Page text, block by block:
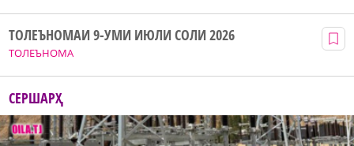
ТОЛЕЪНОМА
ТОЛЕЪНОМАИ 9-УМИ ИЮЛИ СОЛИ 2026
СЕРШАРҲ